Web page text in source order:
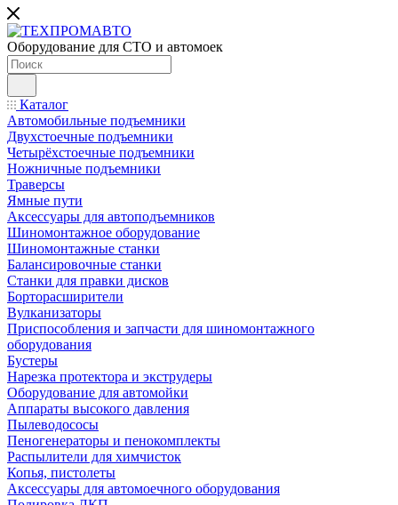
Оборудование для СТО и автомоек
Каталог
Автомобильные подъемники
Двухстоечные подъемники
Четырёхстоечные подъемники
Ножничные подъемники
Траверсы
Ямные пути
Аксессуары для автоподъемников
Шиномонтажное оборудование
Шиномонтажные станки
Балансировочные станки
Станки для правки дисков
Борторасширители
Вулканизаторы
Приспособления и запчасти для шиномонтажного
оборудования
Бустеры
Нарезка протектора и экструдеры
Оборудование для автомойки
Аппараты высокого давления
Пылеводососы
Пеногенераторы и пенокомплекты
Распылители для химчисток
Копья, пистолеты
Аксессуары для автомоечного оборудования